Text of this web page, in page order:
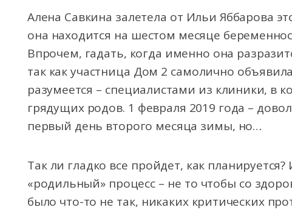
Алена Савкина залетела от Ильи Яббарова
она находится на шестом месяце
Впрочем, гадать, когда именно она
так как участница Дом 2 самолично
разумеется – специалистами из клиники, в
грядущих родов. 1 февраля 2019 года –
первый день второго месяца зимы, но…
Так ли гладко все пройдет, как
«родильный» процесс – не то чтобы со
было что-то не так, никаких критических